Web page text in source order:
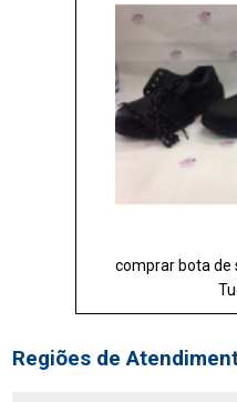
comprar bota de
Regiões de